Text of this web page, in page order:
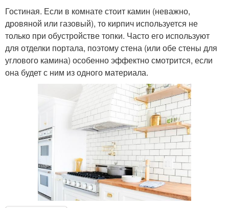
Гостиная. Если в комнате стоит камин (неважно,
дровяной или газовый), то кирпич используется не
только при обустройстве топки. Часто его используют
для отделки портала, поэтому стена (или обе стены для
углового камина) особенно эффектно смотрится, если
она будет с ним из одного материала.